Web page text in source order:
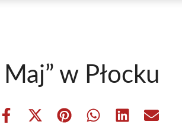
w Płocku
Share
Share Share Share Share Share